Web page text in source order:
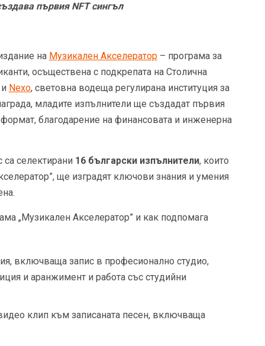
първия NFT сингъл
на Музикален Акселератор– програма за
осъществена с подкрепата на Столична
Nexo, световна водеща регулирана институция за
младите изпълнители ще създадат първия
благодарение на финансовата и инженерна
селектирани 16 български изпълнители, които
ще изградят ключови знания и умения
„Музикален Акселератор” и как подпомага
включваща запис в професионално студио,
и аранжимент и работа със студийни
клип към записаната песен, включваща